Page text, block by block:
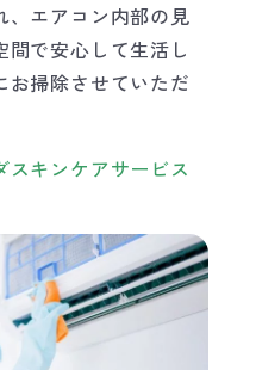
、エアコン内部の見
で安心して生活し
お掃除させていただ
キンケアサービス